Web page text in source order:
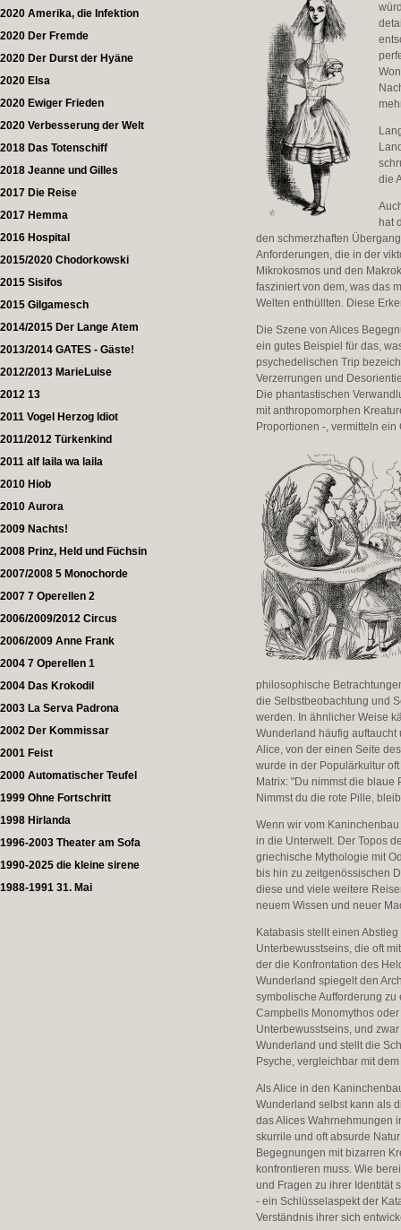
2020 Amerika, die Infektion
2020 Der Fremde
2020 Der Durst der Hyäne
2020 Elsa
2020 Ewiger Frieden
2020 Verbesserung der Welt
2018 Das Totenschiff
2018 Jeanne und Gilles
2017 Die Reise
2017 Hemma
2016 Hospital
2015/2020 Chodorkowski
2015 Sisifos
2015 Gilgamesch
2014/2015 Der Lange Atem
2013/2014 GATES - Gäste!
2012/2013 MarieLuise
2012 13
2011 Vogel Herzog Idiot
2011/2012 Türkenkind
2011 alf laila wa laila
2010 Hiob
2010 Aurora
2009 Nachts!
2008 Prinz, Held und Füchsin
2007/2008 5 Monochorde
2007 7 Operellen 2
2006/2009/2012 Circus
2006/2009 Anne Frank
2004 7 Operellen 1
2004 Das Krokodil
2003 La Serva Padrona
2002 Der Kommissar
2001 Feist
2000 Automatischer Teufel
1999 Ohne Fortschritt
1998 Hirlanda
1996-2003 Theater am Sofa
1990-2025 die kleine sirene
1988-1991 31. Mai
die
hat
den schmerzhaften
Anforderungen, die in der
Mikrokosmos und den
fasziniert von dem, was das
Welten enthüllten. Diese
Die Szene von Alices
ein gutes Beispiel für das,
psychedelischen Trip
Verzerrungen und
Die phantastischen
mit anthropomorphen
Proportionen -, vermitteln
philosophische
die Selbstbeobachtung und
werden. In ähnlicher Weise
Wunderland häufig
Alice, von der einen Seite
wurde in der Populärkultur
Matrix: "Du nimmst die
Nimmst du die rote Pille,
Wenn wir vom
in die Unterwelt. Der Topos
griechische Mythologie mit
bis hin zu zeitgenössischen
diese und viele weitere
neuem Wissen und neuer
Katabasis stellt einen
Unterbewusstseins, die oft
der die Konfrontation des
Wunderland spiegelt den
symbolische Aufforderung
Campbells Monomythos
Unterbewusstseins, und
Wunderland und stellt die
Psyche, vergleichbar mit
Als Alice in den
Wunderland selbst kann als
das Alices Wahrnehmungen
skurrile und oft absurde
Begegnungen mit bizarren
konfrontieren muss. Wie
und Fragen zu ihrer Identität
- ein Schlüsselaspekt der
Verständnis ihrer sich